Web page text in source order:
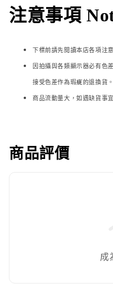
注意事項
下標前請先閱讀本店各項注
因拍攝與各類顯示器必有色
接受色差作為瑕疵的退換貨。
商品流動量大，如遇缺貨事
商品評價
成